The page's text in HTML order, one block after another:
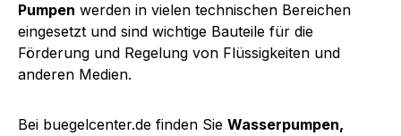
Pumpen werden in vielen technischen Bereichen
eingesetzt und sind wichtige Bauteile für die
Förderung und Regelung von Flüssigkeiten und
anderen Medien.
Bei buegelcenter.de finden Sie Wasserpumpen,